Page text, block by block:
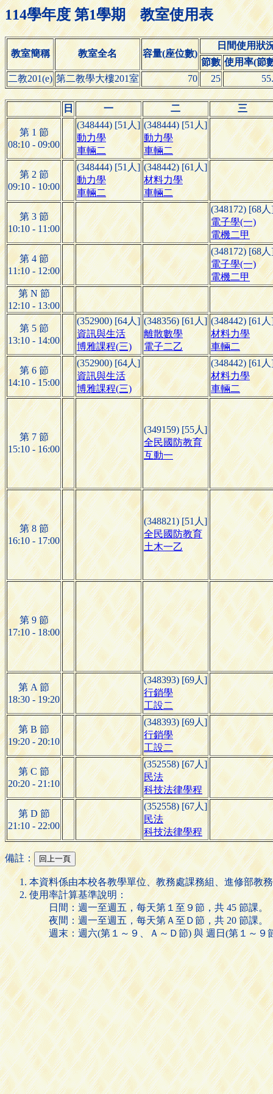
114學年度 第1學期 教室使用表
教室簡稱 教室全名 容量(座位數)
日間使用狀
節數 使用率(節
二教201(e) 第二教學大樓201室 70 25
日 一 二 三
第 1 節
08:10 - 09:00
(348444) [51人]
動力學
車輛二
(348444) [51人]
動力學
車輛二
第 2 節
09:10 - 10:00
(348444) [51人]
動力學
車輛二
(348442) [61人]
材料力學
車輛二
第 3 節
10:10 - 11:00
(348172) [68
電子學(一)
電機二甲
第 4 節
11:10 - 12:00
(348172) [68
電子學(一)
電機二甲
第 N 節
12:10 - 13:00
第 5 節
13:10 - 14:00
(352900) [64人]
資訊與生活
博雅課程(三)
(348356) [61人]
離散數學
電子二乙
(348442) [61
材料力學
車輛二
第 6 節
14:10 - 15:00
(352900) [64人]
資訊與生活
博雅課程(三)
(348442) [61
材料力學
車輛二
第 7 節
15:10 - 16:00
(349159) [55人]
全民國防教育
互動一
第 8 節
16:10 - 17:00
(348821) [51人]
全民國防教育
土木一乙
第 9 節
17:10 - 18:00
第 A 節
18:30 - 19:20
(348393) [69人]
行銷學
工設二
第 B 節
19:20 - 20:10
(348393) [69人]
行銷學
工設二
第 C 節
20:20 - 21:10
(352558) [67人]
民法
科技法律學程
第 D 節
21:10 - 22:00
(352558) [67人]
民法
科技法律學程
備註：
本資料係由本校各教學單位、教務處課務組、進修部教
使用率計算基準說明：
日間：週一至週五，每天第１至９節，共 45 節課。
夜間：週一至週五，每天第Ａ至Ｄ節，共 20 節課。
週末：週六(第１～９、Ａ～Ｄ節) 與 週日(第１～９